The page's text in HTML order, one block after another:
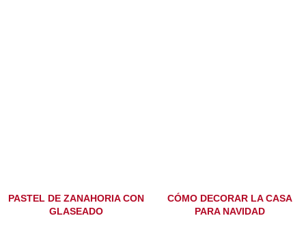
PASTEL DE ZANAHORIA CON
GLASEADO
CÓMO DECORAR LA CASA
PARA NAVIDAD